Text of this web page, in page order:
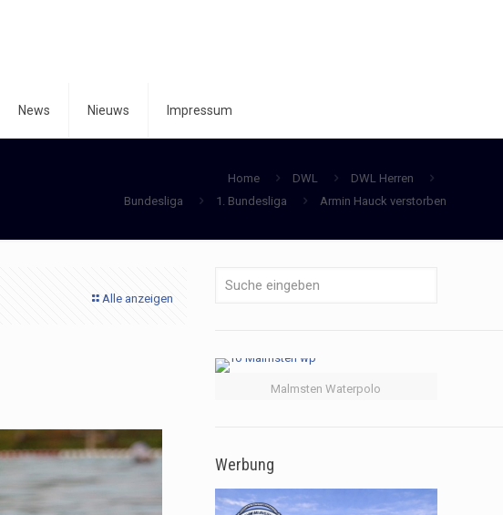
News Nieuws Impressum
Home DWL
DWL Herren
Bundesliga
1. Bundesliga Armin Hauck verstorben
Alle anzeigen
Malmsten Waterpolo
Werbung